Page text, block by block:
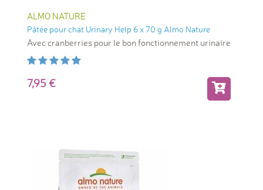
ALMO NATURE
Pâtée pour chat Urinary Help 6 x 70 g Almo Nature
Avec cranberries pour le bon fonctionnement urinaire
7,95